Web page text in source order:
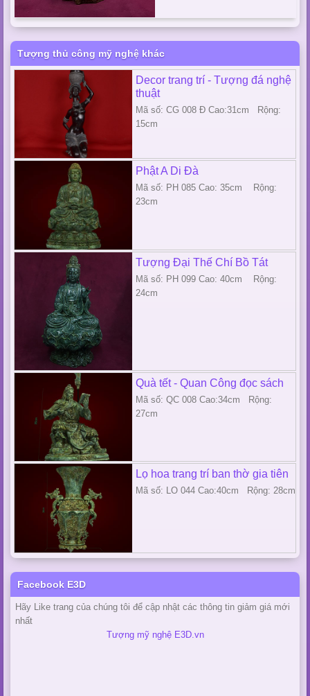
Tượng thủ công mỹ nghệ khác
Decor trang trí - Tượng đá nghệ
thuật
Mã số: CG 008 Đ Cao:31cm Rộng:
15cm
Phật A Di Đà
Mã số: PH 085 Cao: 35cm Rộng:
23cm
Tượng Đại Thế Chí Bồ Tát
Mã số: PH 099 Cao: 40cm Rộng:
24cm
Quà tết - Quan Công đọc sách
Mã số: QC 008 Cao:34cm Rộng:
27cm
Lọ hoa trang trí ban thờ gia tiên
Mã số: LO 044 Cao:40cm Rộng: 28cm
Facebook E3D
Hãy Like trang của chúng tôi để cập nhật các thông tin giảm giá mới
nhất
Tượng mỹ nghệ E3D.vn